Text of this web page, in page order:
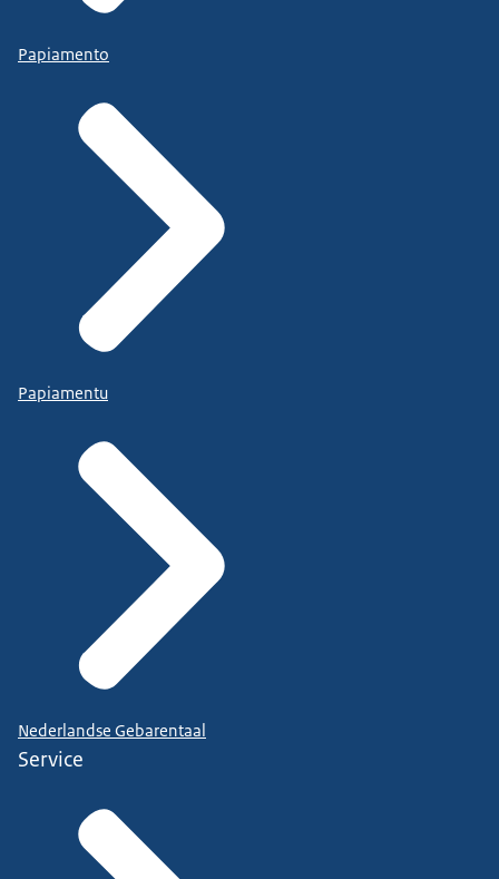
Papiamento
Papiamentu
Nederlandse Gebarentaal
Service